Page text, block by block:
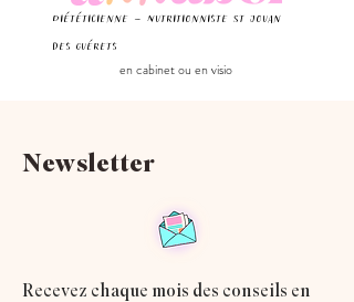
Diététicienne - Nutritionniste St Jouan
des guérets
en cabinet ou en visio
Newsletter
Recevez chaque mois des conseils en